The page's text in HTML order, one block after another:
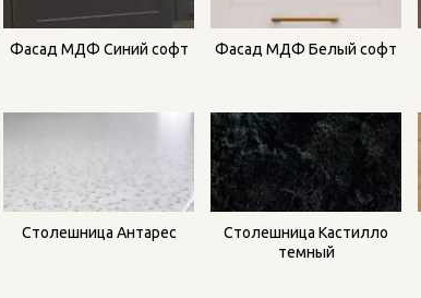
Фасад МДФ Синий софт Фасад МДФ Белый софт
Столешница Антарес
Столешница Кастилло
темный